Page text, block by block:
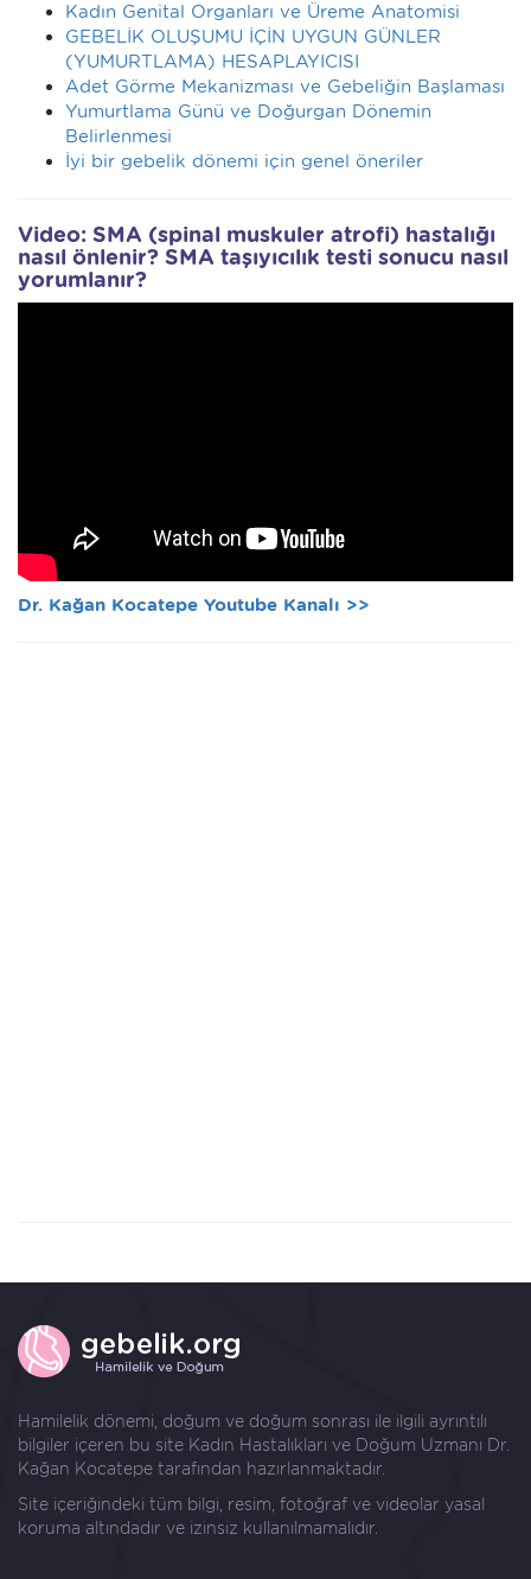
Kadın Genital Organları ve Üreme Anatomisi
GEBELİK OLUŞUMU İÇİN UYGUN GÜNLER
(YUMURTLAMA) HESAPLAYICISI
Adet Görme Mekanizması ve Gebeliğin Başlaması
Yumurtlama Günü ve Doğurgan Dönemin
Belirlenmesi
İyi bir gebelik dönemi için genel öneriler
Video: SMA (spinal muskuler atrofi) hastalığı
nasıl önlenir? SMA taşıyıcılık testi sonucu nasıl
yorumlanır?
Dr. Kağan Kocatepe Youtube Kanalı >>
Hamilelik dönemi, doğum ve doğum sonrası ile ilgili ayrıntılı
bilgiler içeren bu site Kadın Hastalıkları ve Doğum Uzmanı Dr.
Kağan Kocatepe tarafından hazırlanmaktadır.
Site içeriğindeki tüm bilgi, resim, fotoğraf ve videolar yasal
koruma altındadır ve izinsiz kullanılmamalıdır.